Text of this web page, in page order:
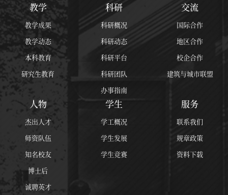
教学
教学成果
教学动态
本科教育
研究生教育
科研
科研概况
科研动态
科研平台
科研团队
办事指南
交流
国际合作
地区合作
校企合作
建筑与城市联盟
人物
杰出人才
师资队伍
知名校友
博士后
诚聘英才
学生
学工概况
学生发展
学生竞赛
服务
联系我们
规章政策
资料下载